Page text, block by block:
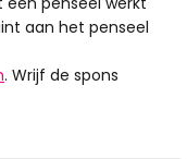
aan het penseel
. Wrijf de spons
is.